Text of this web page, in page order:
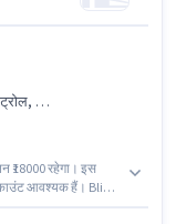
प्रोसेसिंग
₹18000 रहेगा। इस
आवश्यक हैं। Blink